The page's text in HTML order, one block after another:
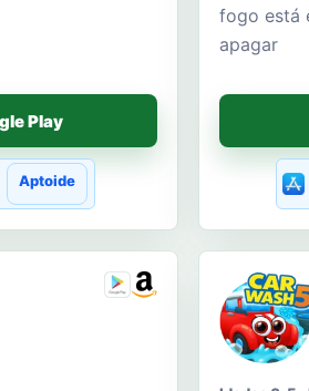
Play
Aptoide
fogo está
apagar